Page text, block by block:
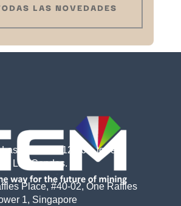
LAS NOVEDADES
Condes #12.461, torre 3,
Las Condes.
Place, #40-02, One Raffles
1, Singapore